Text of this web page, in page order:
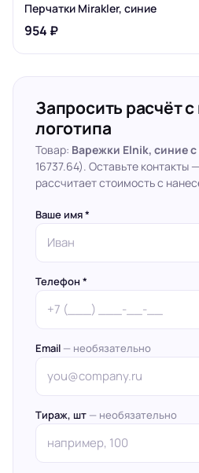
Перчатки Mirakler, синие
954 ₽
Запросить расчёт
логотипа
Товар: Варежки Elnik, синие
16737.64). Оставьте контакты
рассчитает стоимость с
Ваше имя *
Телефон *
Email — необязательно
Тираж, шт — необязательно